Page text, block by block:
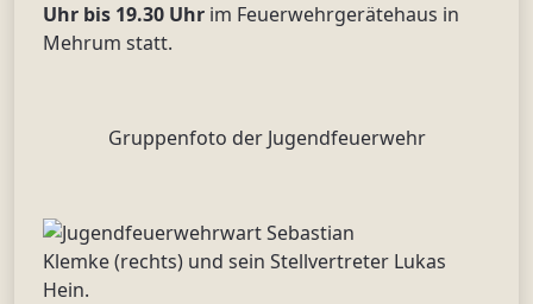
Uhr bis 19.30 Uhr im Feuerwehrgerätehaus in
Mehrum statt.
Gruppenfoto der Jugendfeuerwehr